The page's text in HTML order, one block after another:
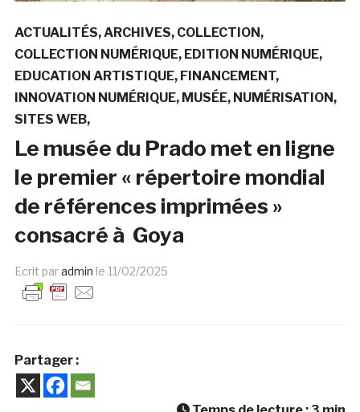
ACTUALITÉS ARCHIVES COLLECTION
COLLECTION NUMÉRIQUE EDITION NUMÉRIQUE
EDUCATION ARTISTIQUE FINANCEMENT
INNOVATION NUMÉRIQUE MUSÉE NUMÉRISATION
SITES WEB
Le musée du Prado met en ligne
le premier « répertoire mondial
de références imprimées »
consacré à Goya
Ecrit paradmin le 11/02/2025
Partager :